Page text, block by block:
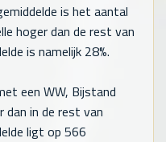
is het aantal
hoger dan de rest van
is namelijk 28%.
een WW, Bijstand
in de rest van
ligt op 566